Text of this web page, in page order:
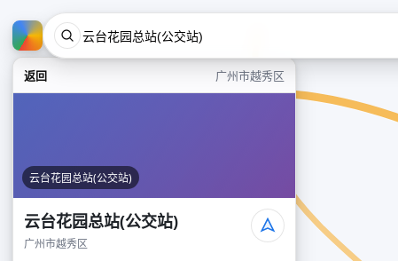
返回 广州市越秀区
云台花园总站(公交站)
云台花园总站(公交站)
广州市越秀区